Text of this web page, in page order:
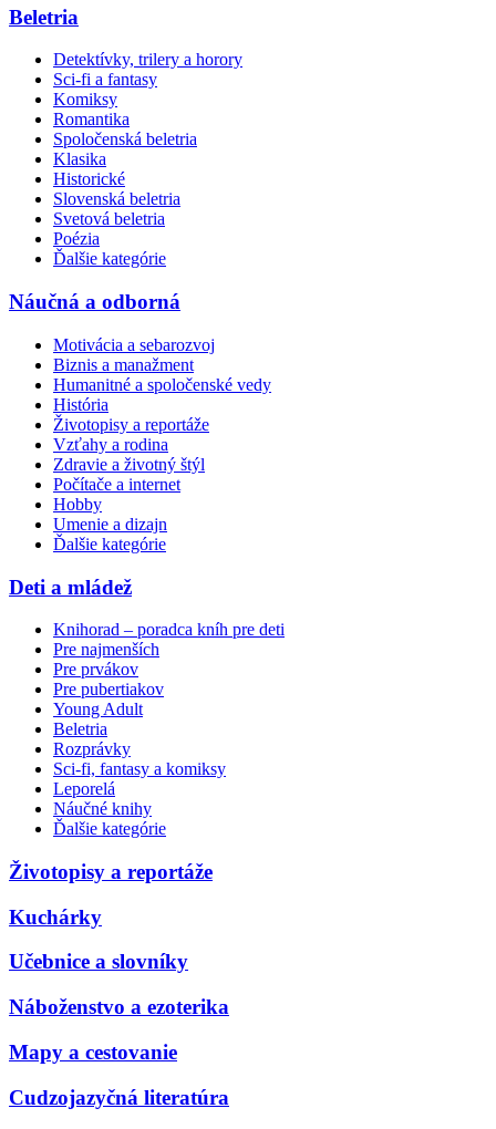
Beletria
Detektívky, trilery a horory
Sci-fi a fantasy
Komiksy
Romantika
Spoločenská beletria
Klasika
Historické
Slovenská beletria
Svetová beletria
Poézia
Ďalšie kategórie
Náučná a odborná
Motivácia a sebarozvoj
Biznis a manažment
Humanitné a spoločenské vedy
História
Životopisy a reportáže
Vzťahy a rodina
Zdravie a životný štýl
Počítače a internet
Hobby
Umenie a dizajn
Ďalšie kategórie
Deti a mládež
Knihorad – poradca kníh pre deti
Pre najmenších
Pre prvákov
Pre pubertiakov
Young Adult
Beletria
Rozprávky
Sci-fi, fantasy a komiksy
Leporelá
Náučné knihy
Ďalšie kategórie
Životopisy a reportáže
Kuchárky
Učebnice a slovníky
Náboženstvo a ezoterika
Mapy a cestovanie
Cudzojazyčná literatúra